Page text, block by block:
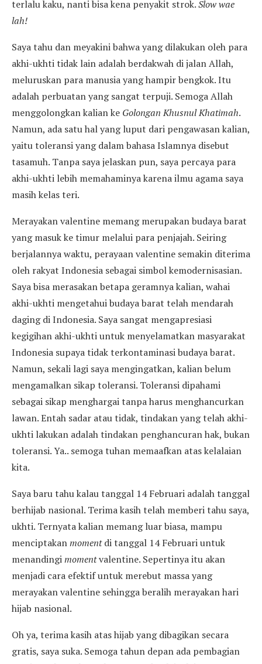
terlalu kaku, nanti bisa kena penyakit strok.Slow wae
lah!
Saya tahu dan meyakini bahwa yang dilakukan oleh para
akhi-ukhti tidak lain adalah berdakwah di jalan Allah,
meluruskan para manusia yang hampir bengkok. Itu
adalah perbuatan yang sangat terpuji. Semoga Allah
menggolongkan kalian ke Golongan Khusnul Khatimah.
Namun, ada satu hal yang luput dari pengawasan kalian,
yaitu toleransi yang dalam bahasa Islamnya disebut
tasamuh. Tanpa saya jelaskan pun, saya percaya para
akhi-ukhti lebih memahaminya karena ilmu agama saya
masih kelas teri.
Merayakan valentine memang merupakan budaya barat
yang masuk ke timur melalui para penjajah. Seiring
berjalannya waktu, perayaan valentine semakin diterima
oleh rakyat Indonesia sebagai simbol kemodernisasian.
Saya bisa merasakan betapa geramnya kalian, wahai
akhi-ukhti mengetahui budaya barat telah mendarah
daging di Indonesia. Saya sangat mengapresiasi
kegigihan akhi-ukhti untuk menyelamatkan masyarakat
Indonesia supaya tidak terkontaminasi budaya barat.
Namun, sekali lagi saya mengingatkan, kalian belum
mengamalkan sikap toleransi. Toleransi dipahami
sebagai sikap menghargai tanpa harus menghancurkan
lawan. Entah sadar atau tidak, tindakan yang telah akhi-
ukhti lakukan adalah tindakan penghancuran hak, bukan
toleransi. Ya.. semoga tuhan memaafkan atas kelalaian
kita.
Saya baru tahu kalau tanggal 14 Februari adalah tanggal
berhijab nasional. Terima kasih telah memberi tahu saya,
ukhti. Ternyata kalian memang luar biasa, mampu
menciptakanmomentdi tanggal 14 Februari untuk
menandingimomentvalentine. Sepertinya itu akan
menjadi cara efektif untuk merebut massa yang
merayakan valentine sehingga beralih merayakan hari
hijab nasional.
Oh ya, terima kasih atas hijab yang dibagikan secara
gratis, saya suka. Semoga tahun depan ada pembagian